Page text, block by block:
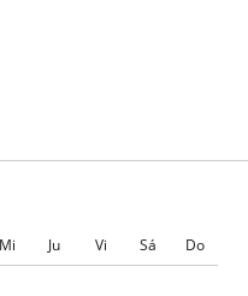
Mi Ju Vi Sá
Do